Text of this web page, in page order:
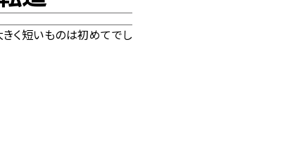
く短いものは初めてでし